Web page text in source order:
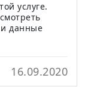
услуге.
данные
16.09.2020